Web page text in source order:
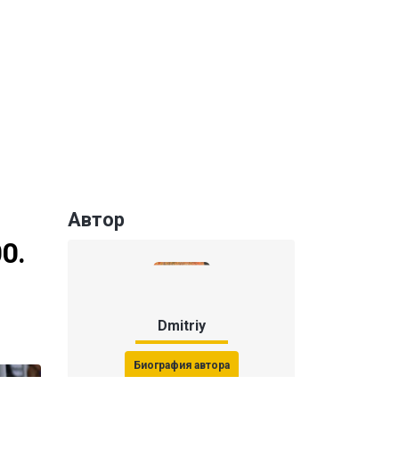
Автор
Dmitriy
Биография автора